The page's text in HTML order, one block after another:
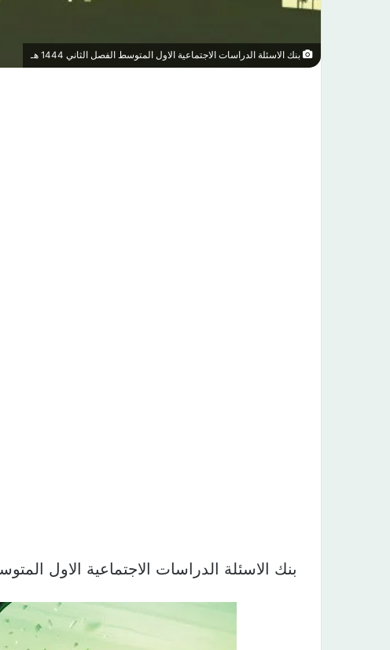
بنك الاسئلة الدراسات الاجتماعية الاول المتوسط الفصل الثاني 1444 هـ
بنك الاسئلة الدراسات الاجتماعية الاول المتوسط الفصل